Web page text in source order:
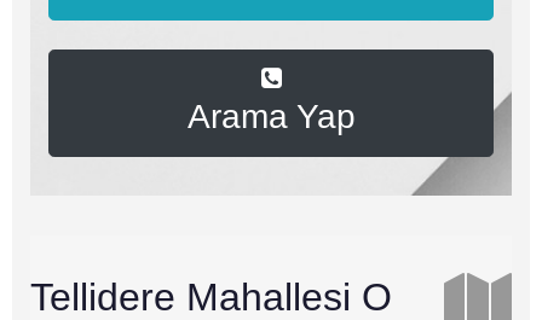
Arama Yap
Tellidere Mahallesi O